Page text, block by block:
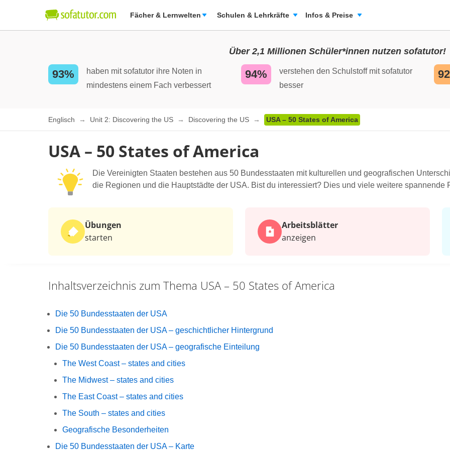
Fächer & Lernwelten Schulen & Lehrkräfte Infos & Preise
Über 2,1 Millionen Schüler*innen nutzen sofatutor!
93%
haben mit sofatutor ihre Noten in
mindestens einem Fach verbessert
94%
verstehen den Schulstoff mit sofatutor
besser
Englisch Unit 2: Discovering the US Discovering the US USA – 50 States of America
USA – 50 States of America
Die Vereinigten Staaten bestehen aus 50 Bundesstaaten mit kulturellen und geografischen
die Regionen und die Hauptstädte der USA. Bist du interessiert? Dies und viele weitere spannende
Übungen
starten
Arbeits­blätter
anzeigen
Inhaltsverzeichnis zum Thema USA – 50 States of America
Die 50 Bundesstaaten der USA
Die 50 Bundesstaaten der USA – geschichtlicher Hintergrund
Die 50 Bundesstaaten der USA – geografische Einteilung
The West Coast – states and cities
The Midwest – states and cities
The East Coast – states and cities
The South – states and cities
Geografische Besonderheiten
Die 50 Bundesstaaten der USA – Karte